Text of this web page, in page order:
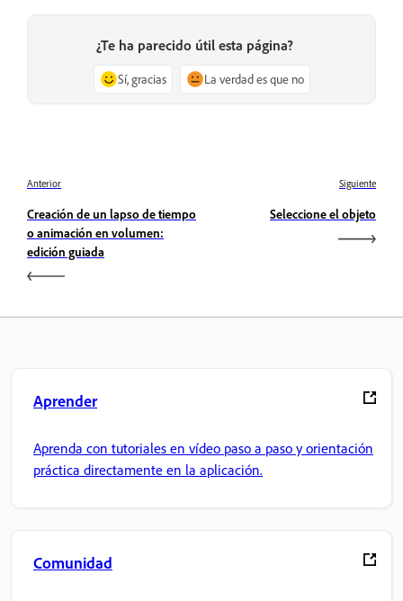
¿Te ha parecido útil esta página?
Sí, gracias La verdad es que no
Anterior
Creación de un lapso de tiempo
o animación en volumen:
edición guiada
Siguiente
Seleccione el objeto
Aprender
Aprenda con tutoriales en vídeo paso a paso y orientación
práctica directamente en la aplicación.
Comunidad